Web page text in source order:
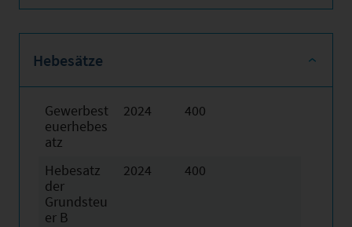
Hebesätze
Gewerbest
euerhebes
atz
2024 400
Hebesatz
der
Grundsteu
er B
2024 400